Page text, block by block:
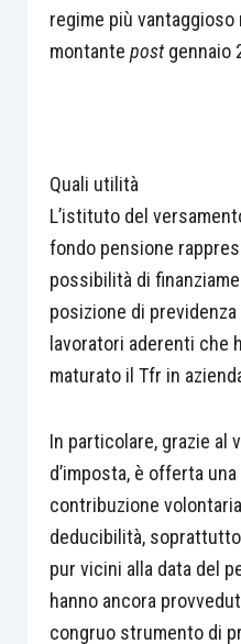
regime più
montante postgennaio
Quali utilità
L’istituto del
fondo pensione
possibilità di
posizione di
lavoratori aderenti che
maturato il Tfr in
In particolare, grazie al
d’imposta, è offerta
contribuzione
deducibilità,
pur vicini alla data del
hanno ancora
congruo strumento di